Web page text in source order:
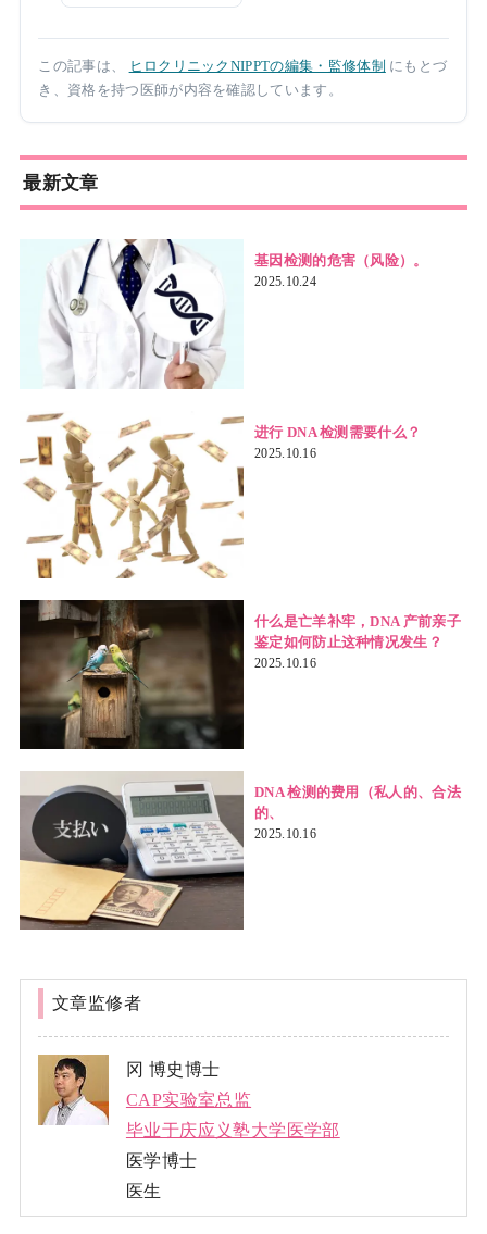
この記事は、 ヒロクリニックNIPPTの編集・監修体制 にもとづ
き、資格を持つ医師が内容を確認しています。
最新文章
基因检测的危害（风险）。
2025.10.24
进行 DNA 检测需要什么？
2025.10.16
什么是亡羊补牢，DNA 产前亲子
鉴定如何防止这种情况发生？
2025.10.16
DNA 检测的费用（私人的、合法
的、
2025.10.16
文章监修者
冈 博史博士
CAP实验室总监
毕业于庆应义塾大学医学部
医学博士
医生